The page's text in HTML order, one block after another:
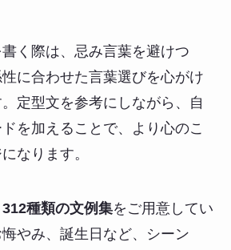
く際は、忌み言葉を避けつ
に合わせた言葉選びを心がけ
定型文を参考にしながら、自
を加えることで、より心のこ
なります。
312種類の文例集をご用意してい
やみ、誕生日など、シーン